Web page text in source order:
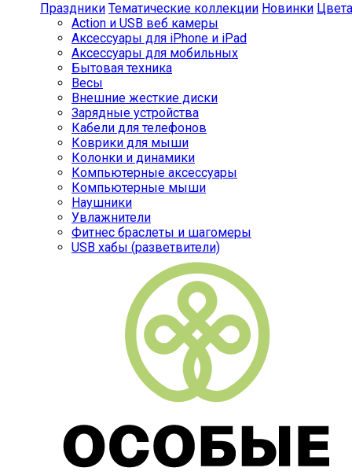
Праздники Тематические коллекции Новинки Цвета
Action и USB веб камеры
Аксессуары для iPhone и iPad
Аксессуары для мобильных
Бытовая техника
Весы
Внешние жесткие диски
Зарядные устройства
Кабели для телефонов
Коврики для мыши
Колонки и динамики
Компьютерные аксессуары
Компьютерные мыши
Наушники
Увлажнители
Фитнес браслеты и шагомеры
USB хабы (разветвители)